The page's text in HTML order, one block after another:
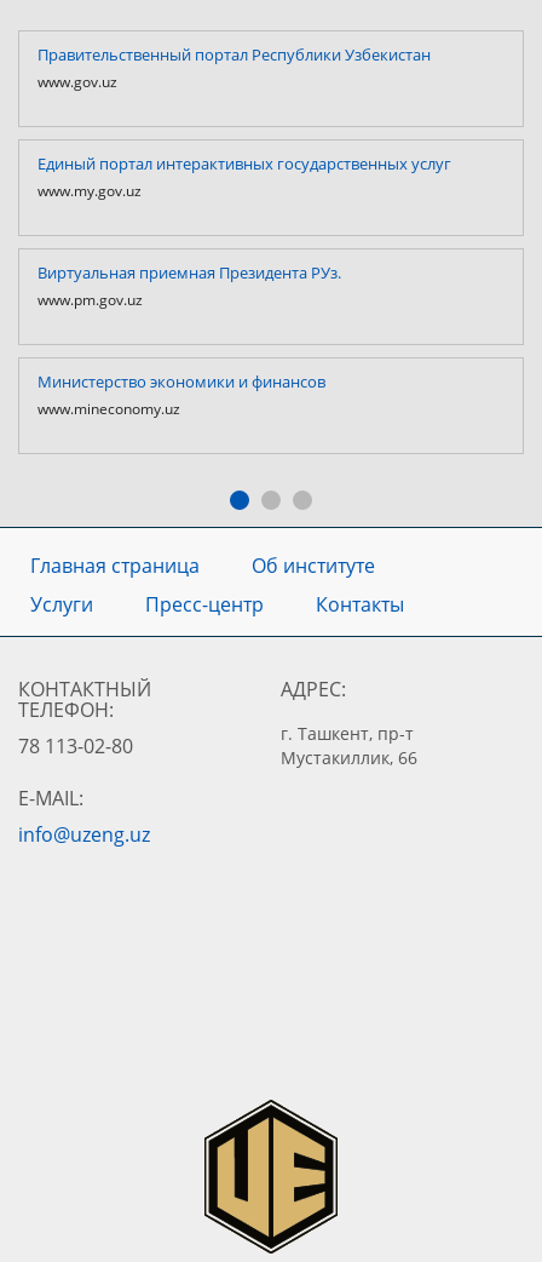
Правительственный портал Республики Узбекистан
www.gov.uz
Единый портал интерактивных государственных услуг
www.my.gov.uz
Виртуальная приемная Президента РУз.
www.pm.gov.uz
Министерство экономики и финансов
www.mineconomy.uz
Главная страница
Об институте
Услуги
Пресс-центр Контакты
КОНТАКТНЫЙ
ТЕЛЕФОН:
78 113-02-80
АДРЕС:
г. Ташкент, пр-т
Мустакиллик, 66
E-MAIL:
info@uzeng.uz